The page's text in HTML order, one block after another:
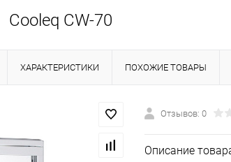
Cooleq CW-70
ХАРАКТЕРИСТИКИ ПОХОЖИЕ ТОВАРЫ
Отзывов: 0
Описание